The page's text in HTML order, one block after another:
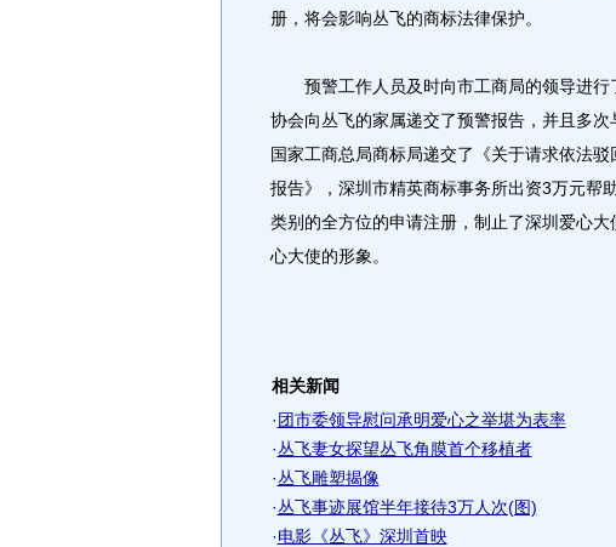
册，将会影响丛飞的商标法律保护。
预警工作人员及时向市工商局的领导进行
协会向丛飞的家属递交了预警报告，并且多
国家工商总局商标局递交了《关于请求依法驳
报告》，深圳市精英商标事务所出资3万元帮
类别的全方位的申请注册，制止了深圳爱心
心大使的形象。
相关新闻
·团市委领导慰问承明爱心之举堪为表率
·丛飞妻女探望丛飞角膜首个移植者
·丛飞雕塑揭像
·丛飞事迹展馆半年接待3万人次(图)
·电影《丛飞》深圳首映